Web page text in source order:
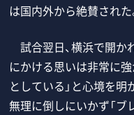
は国内外から絶賛された
試合翌日、横浜で開か
にかける思いは非常に
としている」と心境を
無理に倒しにいかず「ブ